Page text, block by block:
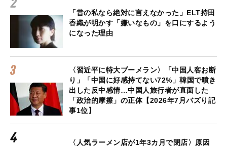
「昔の私なら絶対に言えなかった」ELT持田
香織が明かす「嫌いなもの」を口にするよう
になった理由
〈習近平に特大ブーメラン〉「中国人客お断
り」「中国に好感持てない72%」韓国で噴き
出した反中感情…中国人旅行者が直面した
「政治的摩擦」の正体【2026年7月バズり記
事1位】
〈人気ラーメン店が1年3カ月で閉店〉原因